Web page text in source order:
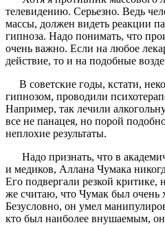
телевидению. Серьезно. Ведь
массы, должен видеть реакции
гипноза. Надо понимать, что
очень важно. Если на любое
действие, то и на подобные
В советские годы, кстати,
гипнозом, проводили
Например, так лечили
все не панацея, но порой
неплохие результаты.
Надо признать, что в
и медиков, Аллана Чумака
Его подвергали резкой
же считаю, что Чумак был очень
Безусловно, он умел
кто был наиболее внушаемым,